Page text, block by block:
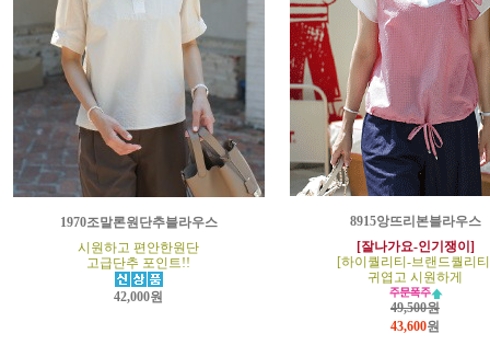
1970조말론원단추블라우스
시원하고 편안한원단
고급단추 포인트!!
42,000원
8915앙뜨리본블라우스
[잘나가요-인기쟁이]
[하이퀄리티-브랜드퀄리
귀엽고 시원하게
49,500원
43,600원